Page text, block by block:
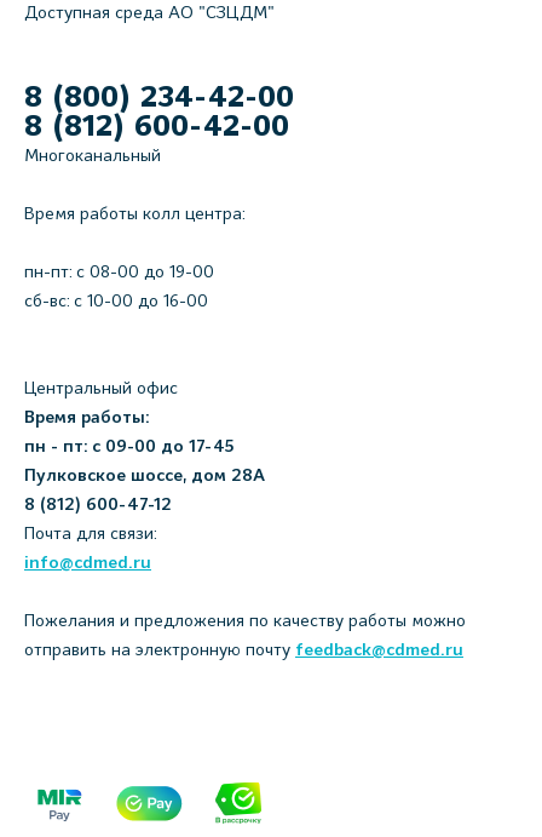
Доступная среда АО "СЗЦДМ"
8 (800) 234-42-00
8 (812) 600-42-00
Многоканальный
Время работы колл центра:
пн-пт: c 08-00 до 19-00
сб-вс: с 10-00 до 16-00
Центральный офис
Время работы:
пн - пт: с 09-00 до 17-45
Пулковское шоссе, дом 28А
8 (812) 600-47-12
Почта для связи:
info@cdmed.ru
Пожелания и предложения по качеству работы можно
отправить на электронную почту feedback@cdmed.ru